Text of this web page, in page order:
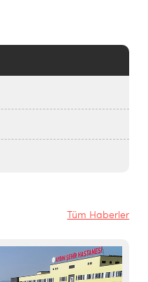
Tüm Haberler